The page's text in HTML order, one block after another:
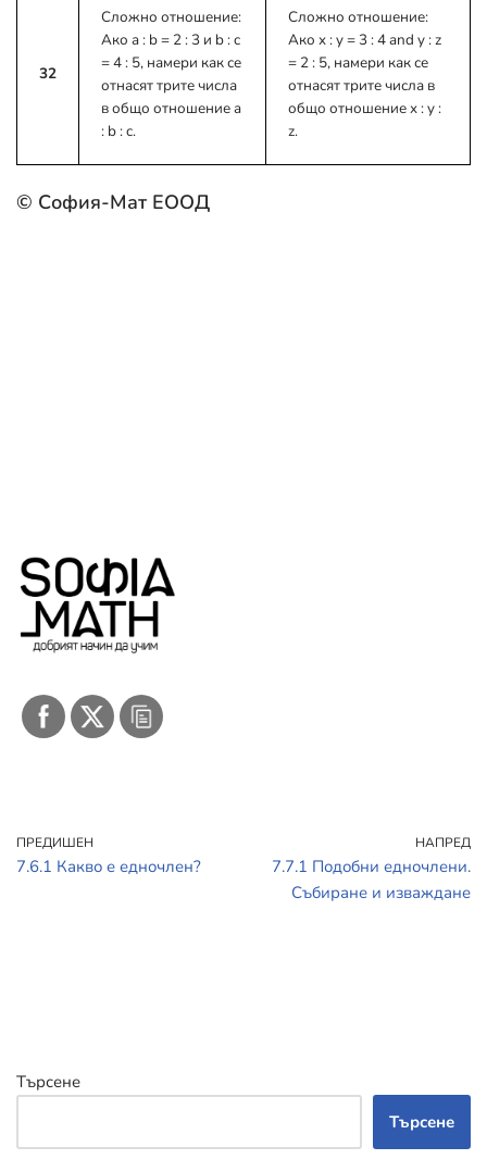
32
Сложно отношение:
Ако a : b = 2 : 3 и b : c
= 4 : 5, намери как се
отнасят трите числа
в общо отношение a
: b : c.
Сложно отношение:
Ако x : y = 3 : 4 and y : z
= 2 : 5, намери как се
отнасят трите числа в
общо отношение x : y :
z.
© София-Мат ЕООД
ПРЕДИШЕН
7.6.1 Какво е едночлен?
НАПРЕД
7.7.1 Подобни едночлени.
Събиране и изваждане
Търсене
Търсене